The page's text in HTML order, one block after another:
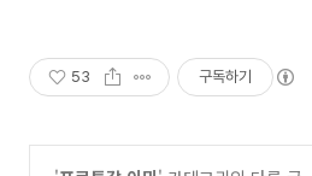
53 구독하기